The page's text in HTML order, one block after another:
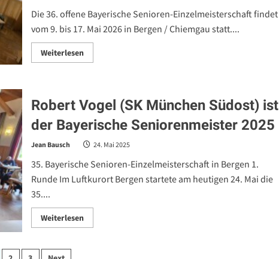
Die 36. offene Bayerische Senioren-Einzelmeisterschaft findet
vom 9. bis 17. Mai 2026 in Bergen / Chiemgau statt....
WeiterlesenRead
more
Senioren-
Einzelmeisterschaft
2026
–
Robert Vogel (SK München Südost) ist
der Bayerische Seniorenmeister 2025
Jean Bausch 24. Mai 2025
35. Bayerische Senioren-Einzelmeisterschaft in Bergen 1.
Runde Im Luftkurort Bergen startete am heutigen 24. Mai die
35....
WeiterlesenRead
more